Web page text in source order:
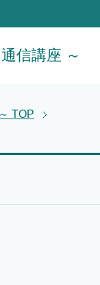
信講座 ～
TOP